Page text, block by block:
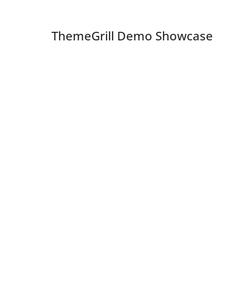
ThemeGrill Demo Showcase